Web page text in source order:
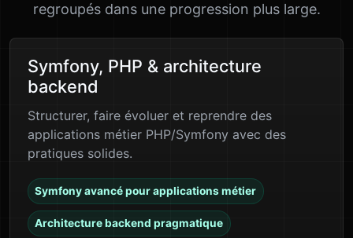
regroupés dans une progression plus large.
Symfony, PHP & architecture
backend
Structurer, faire évoluer et reprendre des
applications métier PHP/Symfony avec des
pratiques solides.
Symfony avancé pour applications métier
Architecture backend pragmatique